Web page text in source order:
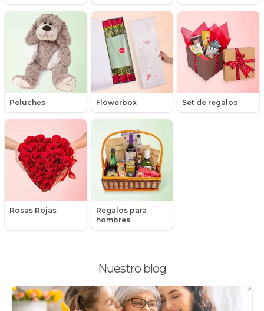
Peluches Flowerbox Set de regalos
Rosas Rojas
Regalos para
hombres
Nuestro blog
Maules
Mensajes
Minirosas
Nacimiento de niños
Nacimientos
Nacimientos de niñas
Packs de productos
Peluches
Peonias
Promociones y Ofertas
Ramos de Flores